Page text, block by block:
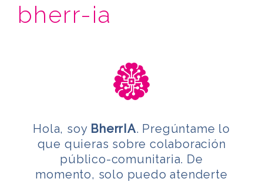
bherr-ia
Hola, soy BherrIA. Pregúntame lo
que quieras sobre colaboración
público-comunitaria. De
momento, solo puedo atenderte